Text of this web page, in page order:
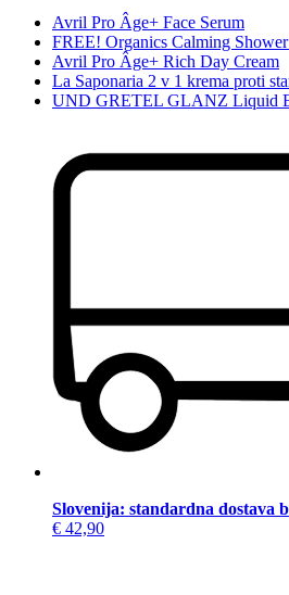
Avril Pro Âge+ Face Serum
FREE! Organics Calming
Avril Pro Âge+ Rich Day Cream
La Saponaria 2 v 1 krema proti
UND GRETEL GLANZ Liquid
Slovenija: standardna dostava
€ 42,90